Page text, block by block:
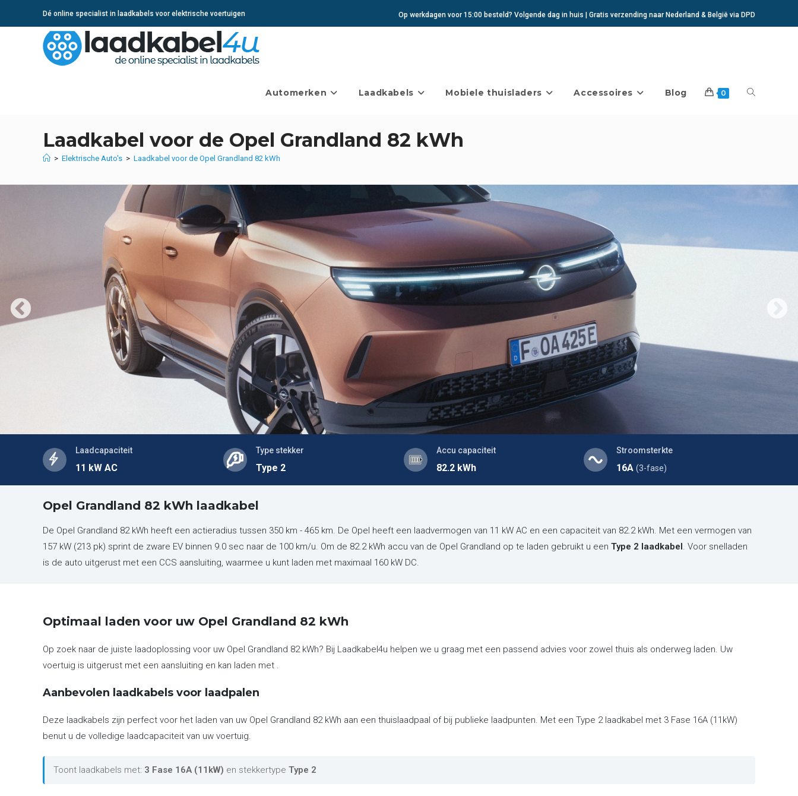
Dé online specialist in laadkabels voor elektrische voertuigen Op werkdagen voor 15:00 besteld? Volgende dag in huis | Gratis verzending naar Nederland & België via DPD
Automerken Laadkabels Mobiele thuisladers Accessoires Blog 0 Toggle
Laadkabel voor de Opel Grandland 82 kWh
> Elektrische Auto's > Laadkabel voor de Opel Grandland 82 kWh
Laadcapaciteit
11 kW AC
Type stekker
Type 2
Accu capaciteit
82.2 kWh
Stroomsterkte
16A(3-fase)
Opel Grandland 82 kWh laadkabel
De Opel Grandland 82 kWh heeft een actieradius tussen 350 km - 465 km. De Opel heeft een laadvermogen van 11 kW AC en een capaciteit van 82.2 kWh. Met een vermogen van
157 kW (213 pk) sprint de zware EV binnen 9.0 sec naar de 100 km/u. Om de 82.2 kWh accu van de Opel Grandland op te laden gebruikt u een Type 2 laadkabel. Voor snelladen
is de auto uitgerust met een CCS aansluiting, waarmee u kunt laden met maximaal 160 kW DC.
Optimaal laden voor uw Opel Grandland 82 kWh
Op zoek naar de juiste laadoplossing voor uw Opel Grandland 82 kWh? Bij Laadkabel4u helpen we u graag met een passend advies voor zowel thuis als onderweg laden. Uw
voertuig is uitgerust met een aansluiting en kan laden met .
Aanbevolen laadkabels voor laadpalen
Deze laadkabels zijn perfect voor het laden van uw Opel Grandland 82 kWh aan een thuislaadpaal of bij publieke laadpunten. Met een Type 2 laadkabel met 3 Fase 16A (11kW)
benut u de volledige laadcapaciteit van uw voertuig.
Toont laadkabels met: 3 Fase 16A (11kW) en stekkertype Type 2